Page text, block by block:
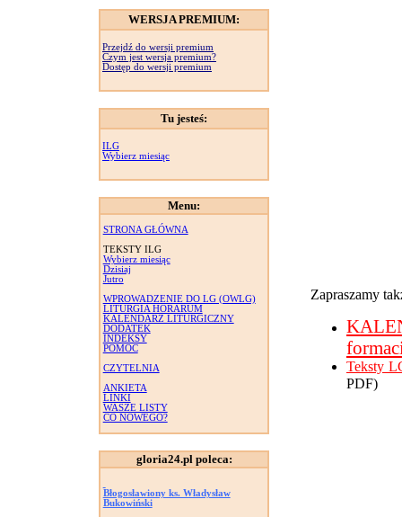
WERSJA PREMIUM:
Przejdź do wersji premium
Czym jest wersja premium?
Dostęp do wersji premium
Tu jesteś:
ILG
Wybierz miesiąc
Menu:
STRONA GŁÓWNA
TEKSTY ILG
Wybierz miesiąc
Dzisiaj
Jutro
WPROWADZENIE DO LG (OWLG)
LITURGIA HORARUM
KALENDARZ LITURGICZNY
DODATEK
INDEKSY
POMOC
CZYTELNIA
ANKIETA
LINKI
WASZE LISTY
CO NOWEGO?
gloria24.pl poleca:
Błogosławiony ks. Władysław
Bukowiński
Zapraszamy
Teksty
PDF)